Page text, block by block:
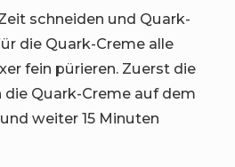
schneiden und Quark-
die Quark-Creme alle
fein pürieren. Zuerst die
die Quark-Creme auf dem
weiter 15 Minuten